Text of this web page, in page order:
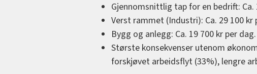
Gjennomsnittlig tap for en bedrift: Ca.
Verst rammet (Industri): Ca. 29 100 kr
Bygg og anlegg: Ca. 19 700 kr per dag.
Største konsekvenser utenom
forskjøvet arbeidsflyt (33%), lengre